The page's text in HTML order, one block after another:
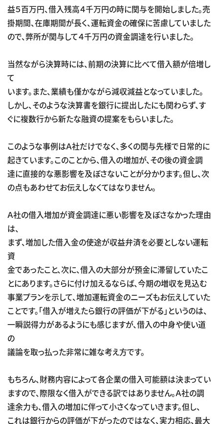
益５百万円、借入残高４千万円の時に関与を開始しました。売
掛期間、在庫期間が長く、運転資金の確保に苦慮していました
ので、弊所が関与して４千万円の資金調達を行いました。
当然ながら決算時には、前期の決算に比べて借入額が倍増し
て
います。また、業績も僅かながら減収減益となっていました。
しかし、そのような決算書を銀行に提出したにも関わらず、す
ぐに複数行から新たな融資の提案をもらいました。
このような事例はＡ社だけでなく、多くの関与先様で日常的に
起きています。このことから、借入の増加が、その後の資金調
達に直接的な悪影響を及ぼさないことが分かります。但し、次
の点もあわせてお伝えしなくてはなりません。
Ａ社の借入増加が資金調達に悪い影響を及ぼさなかった理由
は、
まず、増加した借入金の使途が収益弁済を必要としない運転
資
金であったこと、次に、借入の大部分が預金に滞留していたこ
とにあります。さらに付け加えるならば、今期の増収を見込む
事業プランを示して、増加運転資金のニーズもお伝えしていた
ことです。「借入が増えたら銀行の評価が下がる」というのは、
一瞬説得力があるようにも感じますが、借入の中身や使い道
の
議論を取っ払った非常に雑な考え方です。
もちろん、財務内容によって各企業の借入可能額は決まってい
ますので、際限なく借入ができる訳ではありません。Ａ社の調
達余力も、借入の増加に伴って小さくなっていきます。但し、
これは銀行からの評価が下がったのではなく、実力相応、最大